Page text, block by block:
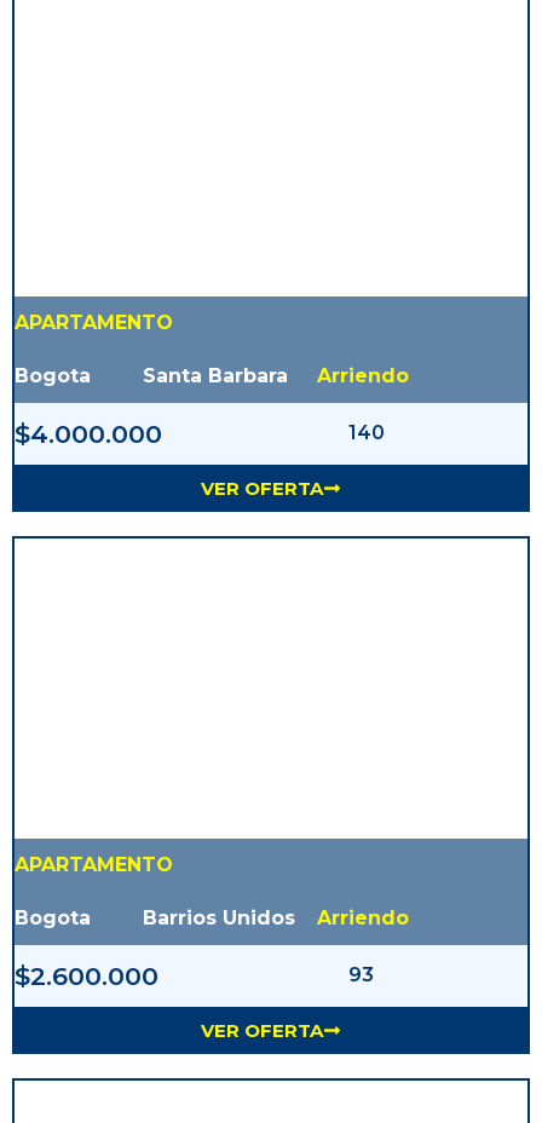
APARTAMENTO
Bogota Santa Barbara Arriendo
$4.000.000 140
VER OFERTA
APARTAMENTO
Bogota Barrios Unidos Arriendo
$2.600.000 93
VER OFERTA